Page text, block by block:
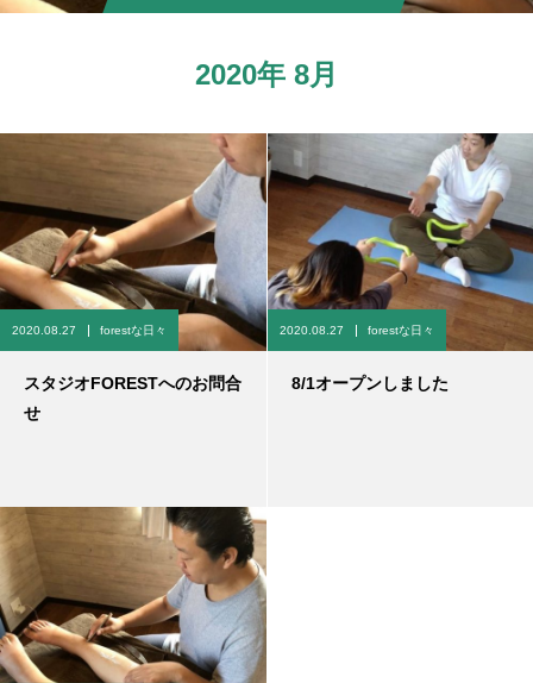
2020年 8月
2020.08.27 forestな日々
スタジオFORESTへのお問合
せ
2020.08.27 forestな日々
8/1オープンしました